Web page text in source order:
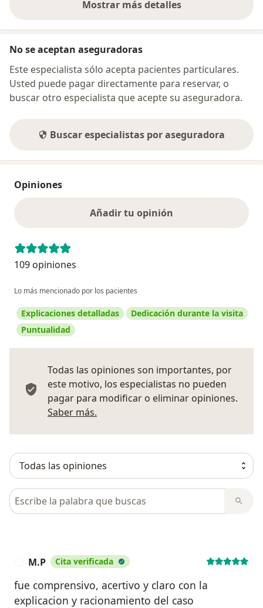
Mostrar más detalles
sobre la dirección
No se aceptan aseguradoras
Este especialista sólo acepta pacientes particulares.
Usted puede pagar directamente para reservar, o
buscar otro especialista que acepte su aseguradora.
Buscar especialistas por aseguradora
Opiniones
Añadir tu opinión
109 opiniones
Lo más mencionado por los pacientes
Explicaciones detalladas
Dedicación durante la visita
Puntualidad
Todas las opiniones son importantes, por
este motivo, los especialistas no pueden
pagar para modificar o eliminar opiniones.
Saber más.
Busca en opiniones
M.P Cita verificada
fue comprensivo, acertivo y claro con la
explicacion y racionamiento del caso